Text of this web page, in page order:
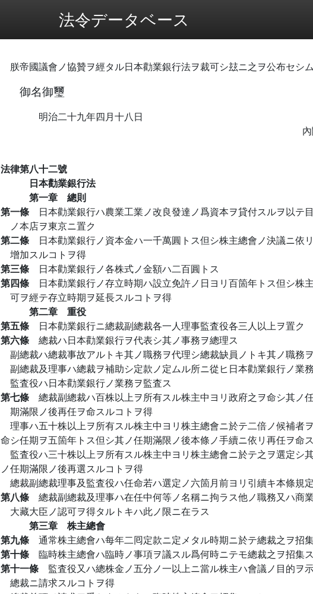
法令データベース
朕帝國議會ノ協贊ヲ經タル日本勸業銀行法ヲ裁可シ玆ニ之ヲ公布セシム
御名御璽
明治二十九年四月十八日
法律第八十二號
日本勸業銀行法
第一章 總則
第一條 日本勸業銀行ハ農業工業ノ改良發達ノ爲資本ヲ貸付スルヲ以テ
ノ本店ヲ東京ニ置ク
第二條 日本勸業銀行ノ資本金ハ一千萬圓トス但シ株主總會ノ決議ニ依
增加スルコトヲ得
第三條 日本勸業銀行ノ各株式ノ金額ハ二百圓トス
第四條 日本勸業銀行ノ存立時期ハ設立免許ノ日ヨリ百箇年トス但シ株
可ヲ經テ存立時期ヲ延長スルコトヲ得
第二章 重役
第五條 日本勸業銀行ニ總裁副總裁各一人理事監査役各三人以上ヲ置ク
第六條 總裁ハ日本勸業銀行ヲ代表シ其ノ事務ヲ總理ス
副總裁ハ總裁事故アルトキ其ノ職務ヲ代理シ總裁缺員ノトキ其ノ職務
副總裁及理事ハ總裁ヲ補助シ定款ノ定ムル所ニ從ヒ日本勸業銀行ノ業
監査役ハ日本勸業銀行ノ業務ヲ監査ス
第七條 總裁副總裁ハ百株以上ヲ所有スル株主中ヨリ政府之ヲ命シ其ノ
期滿限ノ後再任ヲ命スルコトヲ得
理事ハ五十株以上ヲ所有スル株主中ヨリ株主總會ニ於テ二倍ノ候補者
命シ任期ヲ五箇年トス但シ其ノ任期滿限ノ後本條ノ手續ニ依リ再任ヲ命
監査役ハ三十株以上ヲ所有スル株主中ヨリ株主總會ニ於テ之ヲ選定シ
ノ任期滿限ノ後再選スルコトヲ得
總裁副總裁理事及監査役ハ任命若ハ選定ノ六箇月前ヨリ引續キ本條規
第八條 總裁副總裁及理事ハ在任中何等ノ名稱ニ拘ラス他ノ職務又ハ商
大藏大臣ノ認可ヲ得タルトキハ此ノ限ニ在ラス
第三章 株主總會
第九條 通常株主總會ハ每年二囘定款ニ定メタル時期ニ於テ總裁之ヲ招
第十條 臨時株主總會ハ臨時ノ事項ヲ議スル爲何時ニテモ總裁之ヲ招集
第十一條 監査役又ハ總株金ノ五分ノ一以上ニ當ル株主ハ會議ノ目的ヲ
總裁ニ請求スルコトヲ得